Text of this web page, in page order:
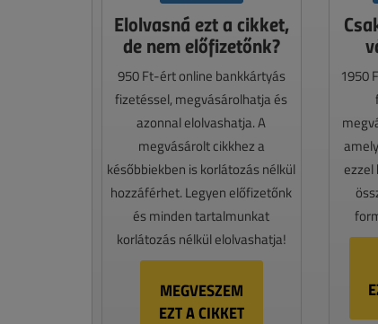
Elolvasná ezt a cikket,
de nem előfizetőnk?
950 Ft-ért online bankkártyás
fizetéssel, megvásárolhatja és
azonnal elolvashatja. A
megvásárolt cikkhez a
későbbiekben is korlátozás nélkül
hozzáférhet. Legyen előfizetőnk
és minden tartalmunkat
korlátozás nélkül elolvashatja!
MEGVESZEM
EZT A CIKKET
1950
ezzel